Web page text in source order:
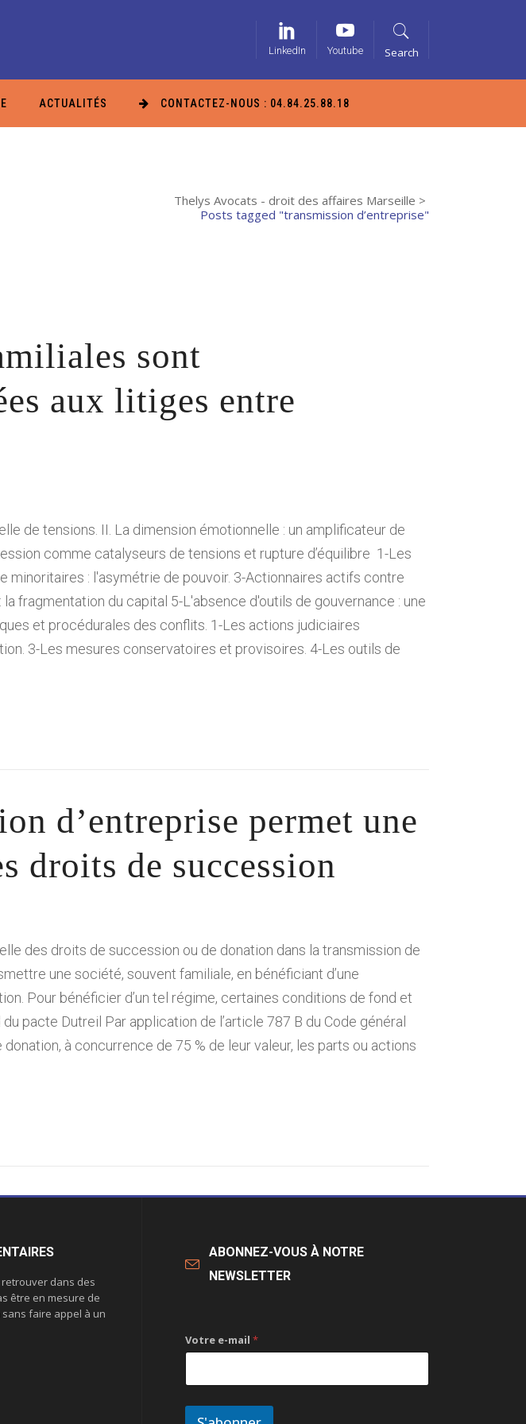
LinkedIn Youtube Search
ACTUALITÉS CONTACTEZ-NOUS : 04.84.25.88.18
Thelys Avocats - droit des affaires Marseille >
Posts tagged "transmission d’entreprise"
sont
aux litiges entre
de tensions. II. La dimension émotionnelle : un amplificateur de
comme catalyseurs de tensions et rupture d’équilibre 1-Les
: l'asymétrie de pouvoir. 3-Actionnaires actifs contre
fragmentation du capital 5-L'absence d'outils de gouvernance : une
et procédurales des conflits. 1-Les actions judiciaires
3-Les mesures conservatoires et provisoires. 4-Les outils de
d’entreprise permet une
droits de succession
des droits de succession ou de donation dans la transmission de
une société, souvent familiale, en bénéficiant d’une
Pour bénéficier d’un tel régime, certaines conditions de fond et
pacte Dutreil Par application de l’article 787 B du Code général
à concurrence de 75 % de leur valeur, les parts ou actions
dans des
être en mesure de
faire appel à un
ABONNEZ-VOUS À NOTRE
NEWSLETTER
Votre e-mail*